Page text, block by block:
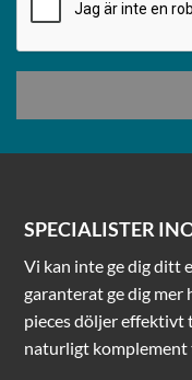
SPECIALISTER
Vi kan inte ge dig ditt
garanterat ge dig mer
pieces döljer effektivt
naturligt komplement